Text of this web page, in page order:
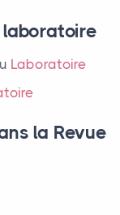
Laboratoire
la Revue